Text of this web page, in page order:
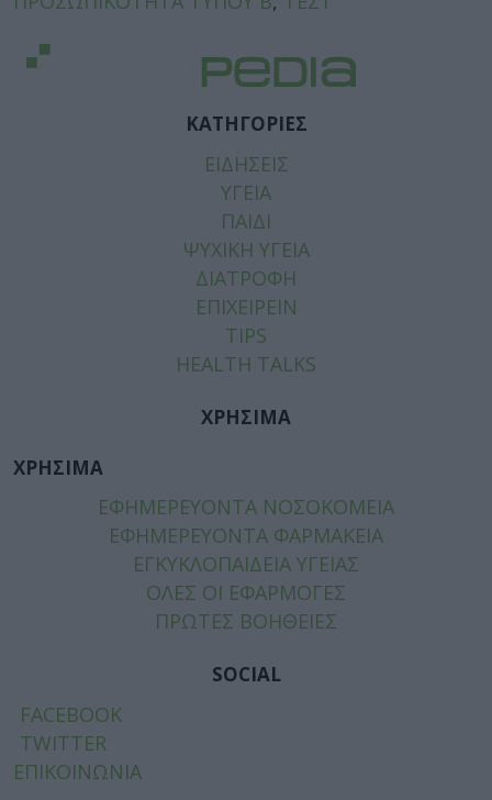
ΚΑΤΗΓΟΡΙΕΣ
ΕΙΔΗΣΕΙΣ
ΥΓΕΙΑ
ΠΑΙΔΙ
ΨΥΧΙΚΗ ΥΓΕΙΑ
ΔΙΑΤΡΟΦΗ
ΕΠΙΧΕΙΡΕΙΝ
TIPS
HEALTH TALKS
ΧΡΗΣΙΜΑ
ΧΡΗΣΙΜΑ
ΕΦΗΜΕΡΕΥΟΝΤΑ ΝΟΣΟΚΟΜΕΙΑ
ΕΦΗΜΕΡΕΥΟΝΤΑ ΦΑΡΜΑΚΕΙΑ
ΕΓΚΥΚΛΟΠΑΙΔΕΙΑ ΥΓΕΙΑΣ
ΟΛΕΣ ΟΙ ΕΦΑΡΜΟΓΕΣ
ΠΡΩΤΕΣ ΒΟΗΘΕΙΕΣ
SOCIAL
FACEBOOK
TWITTER
ΕΠΙΚΟΙΝΩΝΙΑ